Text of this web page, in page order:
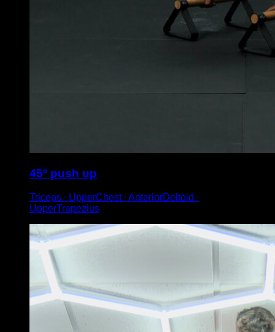
45º push up
Triceps ∙ UpperChest ∙ AnteriorDeltoid ∙
UpperTrapezius